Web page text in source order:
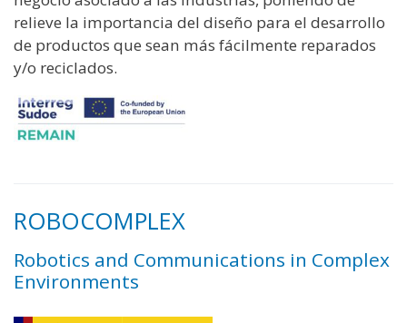
relieve la importancia del diseño para el desarrollo
de productos que sean más fácilmente reparados
y/o reciclados.
ROBOCOMPLEX
Robotics and Communications in Complex
Environments